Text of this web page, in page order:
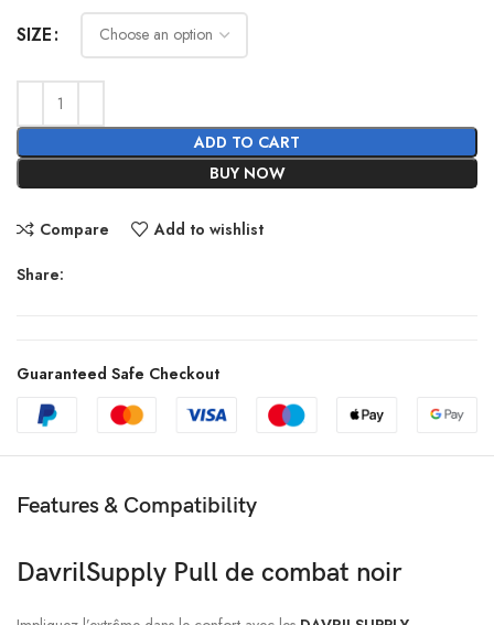
was:
€125.00.
is:
€60.00.
SIZE
ADD TO CART
BUY NOW
Compare Add to wishlist
Share:
Guaranteed Safe Checkout
Features & Compatibility
DavrilSupply Pull de combat noir